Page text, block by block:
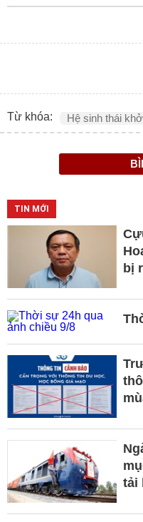
Từ khóa: Hệ sinh thái
TIN MỚI
bị
tải